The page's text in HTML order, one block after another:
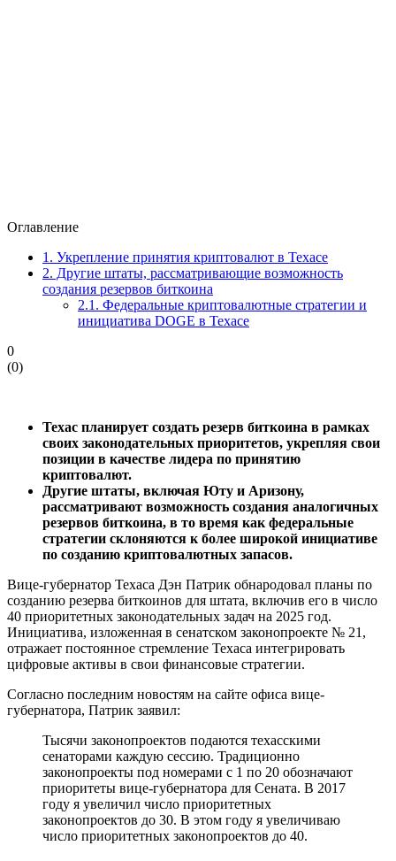
Оглавление
1. Укрепление принятия криптовалют в Техасе
2. Другие штаты, рассматривающие возможность
создания резервов биткоина
2.1. Федеральные криптовалютные стратегии и
инициатива DOGE в Техасе
0
(0)
Техас планирует создать резерв биткоина в рамках
своих законодательных приоритетов, укрепляя свои
позиции в качестве лидера по принятию
криптовалют.
Другие штаты, включая Юту и Аризону,
рассматривают возможность создания аналогичных
резервов биткоина, в то время как федеральные
стратегии склоняются к более широкой инициативе
по созданию криптовалютных запасов.
Вице-губернатор Техаса Дэн Патрик обнародовал планы по
созданию резерва биткоинов для штата, включив его в число
40 приоритетных законодательных задач на 2025 год.
Инициатива, изложенная в сенатском законопроекте № 21,
отражает постоянное стремление Техаса интегрировать
цифровые активы в свои финансовые стратегии.
Согласно последним новостям на сайте офиса вице-
губернатора, Патрик заявил:
Тысячи законопроектов подаются техасскими
сенаторами каждую сессию. Традиционно
законопроекты под номерами с 1 по 20 обозначают
приоритеты вице-губернатора для Сената. В 2017
году я увеличил число приоритетных
законопроектов до 30. В этом году я увеличиваю
число приоритетных законопроектов до 40.